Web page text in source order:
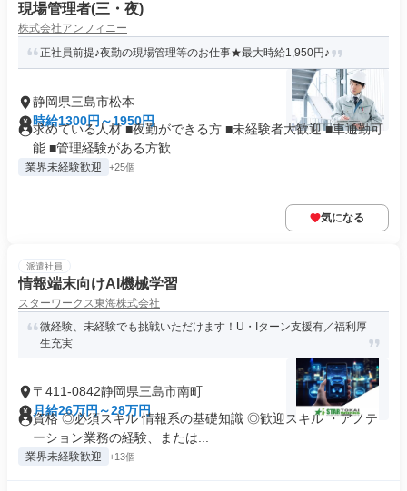
現場管理者(三・夜)
株式会社アンフィニー
正社員前提♪夜勤の現場管理等のお仕事★最大時給1,950円♪
静岡県三島市松本
時給1300円～1950円
求めている人材 ■夜勤ができる方 ■未経験者大歓迎 ■車通勤可
能 ■管理経験がある方歓...
業界未経験歓迎 +25個
気になる
派遣社員
情報端末向けAI機械学習
スターワークス東海株式会社
微経験、未経験でも挑戦いただけます！U・Iターン支援有／福利厚
生充実
〒411-0842静岡県三島市南町
月給26万円～28万円
資格 ◎必須スキル 情報系の基礎知識 ◎歓迎スキル ・アノテ
ーション業務の経験、または...
業界未経験歓迎 +13個